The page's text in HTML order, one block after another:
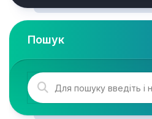
Пошук